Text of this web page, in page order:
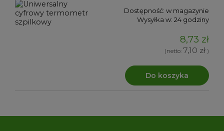
Dostępność: w magazynie
Wysyłka w: 24 godziny
8,73 zł
(netto: 7,10 zł )
Do koszyka